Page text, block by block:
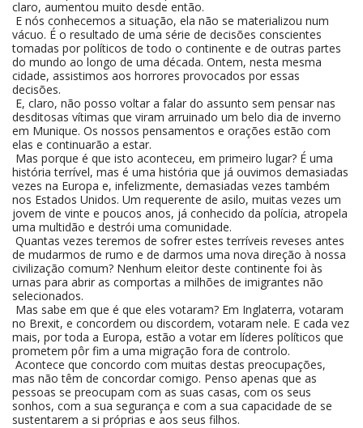
claro, aumentou muito desde então.
E nós conhecemos a situação, ela não se materializou num
vácuo. É o resultado de uma série de decisões conscientes
tomadas por políticos de todo o continente e de outras partes
do mundo ao longo de uma década. Ontem, nesta mesma
cidade, assistimos aos horrores provocados por essas
decisões.
E, claro, não posso voltar a falar do assunto sem pensar nas
desditosas vítimas que viram arruinado um belo dia de inverno
em Munique. Os nossos pensamentos e orações estão com
elas e continuarão a estar.
Mas porque é que isto aconteceu, em primeiro lugar? É uma
história terrível, mas é uma história que já ouvimos demasiadas
vezes na Europa e, infelizmente, demasiadas vezes também
nos Estados Unidos. Um requerente de asilo, muitas vezes um
jovem de vinte e poucos anos, já conhecido da polícia, atropela
uma multidão e destrói uma comunidade.
Quantas vezes teremos de sofrer estes terríveis reveses antes
de mudarmos de rumo e de darmos uma nova direção à nossa
civilização comum? Nenhum eleitor deste continente foi às
urnas para abrir as comportas a milhões de imigrantes não
selecionados.
Mas sabe em que é que eles votaram? Em Inglaterra, votaram
no Brexit, e concordem ou discordem, votaram nele. E cada vez
mais, por toda a Europa, estão a votar em líderes políticos que
prometem pôr fim a uma migração fora de controlo.
Acontece que concordo com muitas destas preocupações,
mas não têm de concordar comigo. Penso apenas que as
pessoas se preocupam com as suas casas, com os seus
sonhos, com a sua segurança e com a sua capacidade de se
sustentarem a si próprias e aos seus filhos.